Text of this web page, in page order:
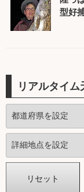
型好
リアルタイ